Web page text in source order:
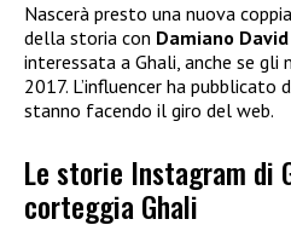
Nascerà presto una nuova
della storia con Damiano David
interessata a Ghali, anche se gli
2017. L’influencer ha
stanno facendo il giro del web.
Le storie Instagram di
corteggia Ghali